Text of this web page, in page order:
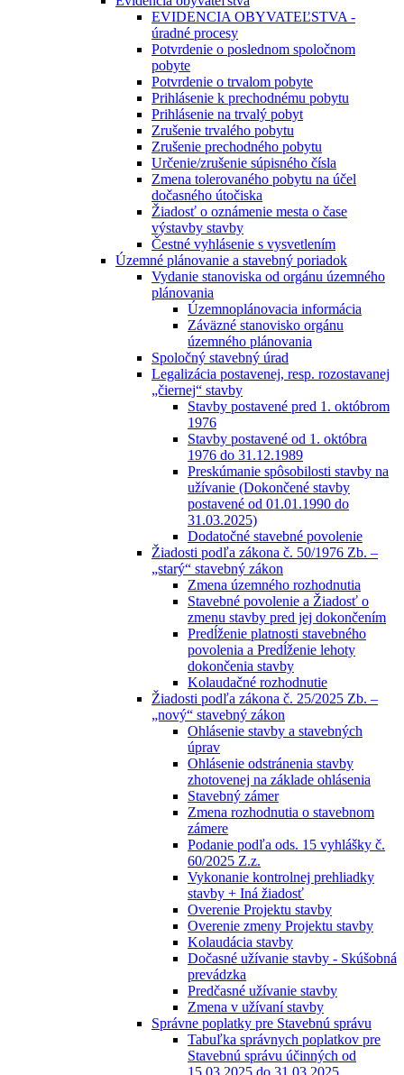
EVIDENCIA OBYVATEĽSTVA -
úradné procesy
Potvrdenie o poslednom spoločnom
pobyte
Potvrdenie o trvalom pobyte
Prihlásenie k prechodnému pobytu
Prihlásenie na trvalý pobyt
Zrušenie trvalého pobytu
Zrušenie prechodného pobytu
Určenie/zrušenie súpisného čísla
Zmena tolerovaného pobytu na účel
dočasného útočiska
Žiadosť o oznámenie mesta o čase
výstavby stavby
Čestné vyhlásenie s vysvetlením
Územné plánovanie a stavebný poriadok
Vydanie stanoviska od orgánu územného
plánovania
Územnoplánovacia informácia
Záväzné stanovisko orgánu
územného plánovania
Spoločný stavebný úrad
Legalizácia postavenej, resp. rozostavanej
„čiernej“ stavby
Stavby postavené pred 1. októbrom
1976
Stavby postavené od 1. októbra
1976 do 31.12.1989
Preskúmanie spôsobilosti stavby na
užívanie (Dokončené stavby
postavené od 01.01.1990 do
31.03.2025)
Dodatočné stavebné povolenie
Žiadosti podľa zákona č. 50/1976 Zb. –
„starý“ stavebný zákon
Zmena územného rozhodnutia
Stavebné povolenie a Žiadosť o
zmenu stavby pred jej dokončením
Predĺženie platnosti stavebného
povolenia a Predĺženie lehoty
dokončenia stavby
Kolaudačné rozhodnutie
Žiadosti podľa zákona č. 25/2025 Zb. –
„nový“ stavebný zákon
Ohlásenie stavby a stavebných
úprav
Ohlásenie odstránenia stavby
zhotovenej na základe ohlásenia
Stavebný zámer
Zmena rozhodnutia o stavebnom
zámere
Podanie podľa ods. 15 vyhlášky č.
60/2025 Z.z.
Vykonanie kontrolnej prehliadky
stavby + Iná žiadosť
Overenie Projektu stavby
Overenie zmeny Projektu stavby
Kolaudácia stavby
Dočasné užívanie stavby - Skúšobná
prevádzka
Predčasné užívanie stavby
Zmena v užívaní stavby
Správne poplatky pre Stavebnú správu
Tabuľka správnych poplatkov pre
Stavebnú správu účinných od